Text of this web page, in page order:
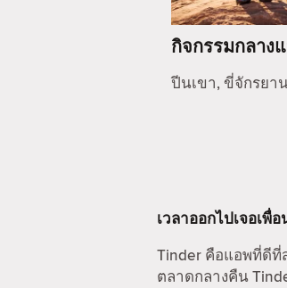
กิจกรรมกลาง
ปีนเขา, ขี่จักรยา
เวลาออกไปเจอเ
Tinder คือแอพที่ดีที่
ตลาดกลางคืน